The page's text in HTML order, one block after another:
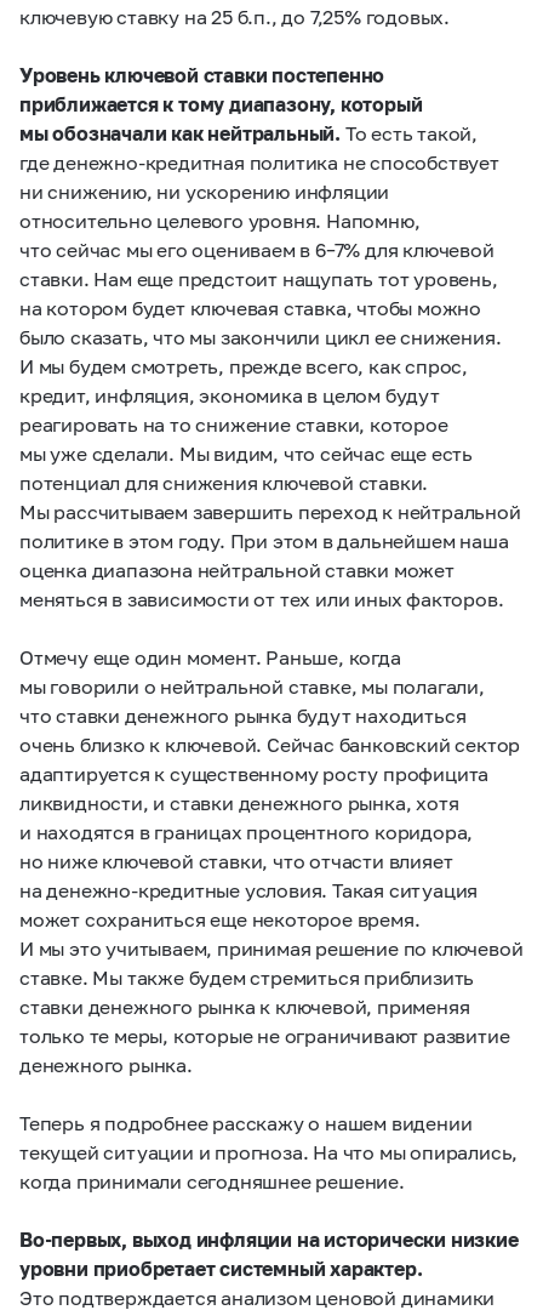
ключевую ставку на 25 б.п., до 7,25% годовых.
Уровень ключевой ставки постепенно
приближается к тому диапазону, который
мы обозначали как нейтральный. То есть такой,
где денежно-кредитная политика не способствует
ни снижению, ни ускорению инфляции
относительно целевого уровня. Напомню,
что сейчас мы его оцениваем в6–7% для ключевой
ставки. Нам еще предстоит нащупать тот уровень,
на котором будет ключевая ставка, чтобы можно
было сказать, что мы закончили цикл ее снижения.
И мы будем смотреть, прежде всего, как спрос,
кредит, инфляция, экономика в целом будут
реагировать на то снижение ставки, которое
мы уже сделали. Мы видим, что сейчас еще есть
потенциал для снижения ключевой ставки.
Мы рассчитываем завершить переход к нейтральной
политике в этом году. При этом в дальнейшем наша
оценка диапазона нейтральной ставки может
меняться в зависимости от тех или иных факторов.
Отмечу еще один момент. Раньше, когда
мы говорили о нейтральной ставке, мы полагали,
что ставки денежного рынка будут находиться
очень близко к ключевой. Сейчас банковский сектор
адаптируется к существенному росту профицита
ликвидности, и ставки денежного рынка, хотя
и находятся в границах процентного коридора,
но ниже ключевой ставки, что отчасти влияет
на денежно-кредитные условия. Такая ситуация
может сохраниться еще некоторое время.
И мы это учитываем, принимая решение по ключевой
ставке. Мы также будем стремиться приблизить
ставки денежного рынка к ключевой, применяя
только те меры, которые не ограничивают развитие
денежного рынка.
Теперь я подробнее расскажу о нашем видении
текущей ситуации и прогноза. На что мы опирались,
когда принимали сегодняшнее решение.
Во-первых, выход инфляции на исторически низкие
уровни приобретает системный характер.
Это подтверждается анализом ценовой динамики